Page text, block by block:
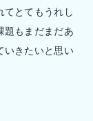
てとてもうれし
題もまだまだあ
いきたいと思い